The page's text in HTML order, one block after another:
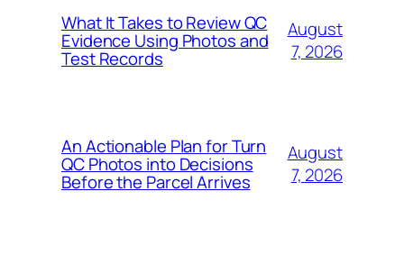
What It Takes to Review QC
Evidence Using Photos and
Test Records
August
7, 2026
An Actionable Plan for Turn
QC Photos into Decisions
Before the Parcel Arrives
August
7, 2026